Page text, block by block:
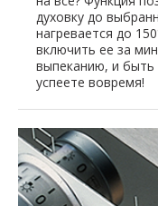
духовку до
нагревается до
включить ее за
выпеканию, и быть
успеете вовремя!